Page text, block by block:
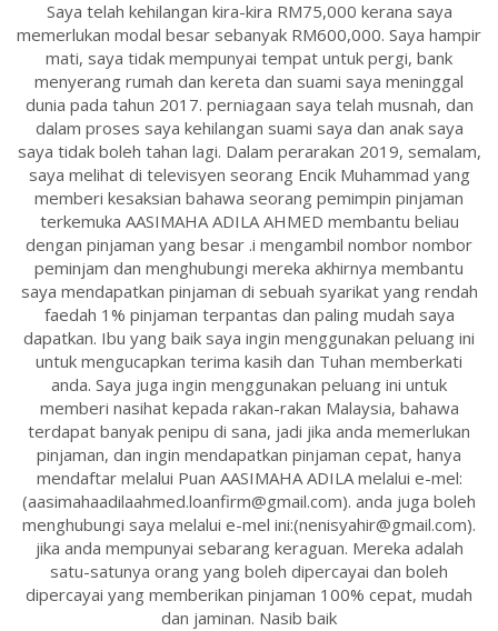
Saya telah kehilangan kira-kira RM75,000 kerana saya
memerlukan modal besar sebanyak RM600,000. Saya hampir
mati, saya tidak mempunyai tempat untuk pergi, bank
menyerang rumah dan kereta dan suami saya meninggal
dunia pada tahun 2017. perniagaan saya telah musnah, dan
dalam proses saya kehilangan suami saya dan anak saya
saya tidak boleh tahan lagi. Dalam perarakan 2019, semalam,
saya melihat di televisyen seorang Encik Muhammad yang
memberi kesaksian bahawa seorang pemimpin pinjaman
terkemuka AASIMAHA ADILA AHMED membantu beliau
dengan pinjaman yang besar .i mengambil nombor nombor
peminjam dan menghubungi mereka akhirnya membantu
saya mendapatkan pinjaman di sebuah syarikat yang rendah
faedah 1% pinjaman terpantas dan paling mudah saya
dapatkan. Ibu yang baik saya ingin menggunakan peluang ini
untuk mengucapkan terima kasih dan Tuhan memberkati
anda. Saya juga ingin menggunakan peluang ini untuk
memberi nasihat kepada rakan-rakan Malaysia, bahawa
terdapat banyak penipu di sana, jadi jika anda memerlukan
pinjaman, dan ingin mendapatkan pinjaman cepat, hanya
mendaftar melalui Puan AASIMAHA ADILA melalui e-mel:
(aasimahaadilaahmed.loanfirm@gmail.com). anda juga boleh
menghubungi saya melalui e-mel ini:(nenisyahir@gmail.com).
jika anda mempunyai sebarang keraguan. Mereka adalah
satu-satunya orang yang boleh dipercayai dan boleh
dipercayai yang memberikan pinjaman 100% cepat, mudah
dan jaminan. Nasib baik